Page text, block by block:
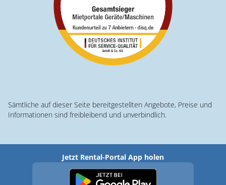
Sämtliche auf dieser Seite bereitgestellten Angebote, Preise und
Informationen sind freibleibend und unverbindlich.
Jetzt Rental-Portal App holen